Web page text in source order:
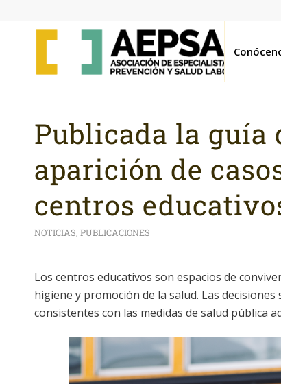
Publicada la guía
aparición de
centros
NOTICIAS, PUBLICACIONES
Los centros educativos son espacios de
higiene y promoción de la salud. Las
consistentes con las medidas de salud pública